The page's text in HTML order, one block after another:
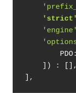
'strict'
'engine'
    ]) : [],
],